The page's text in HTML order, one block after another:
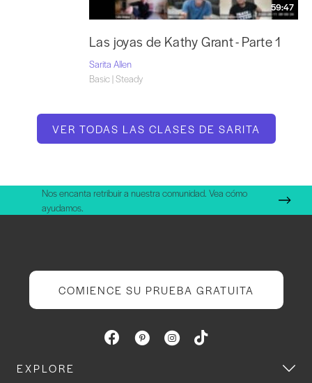
59:47
Las joyas de Kathy Grant - Parte 1
Sarita Allen
Basic | Steady
VER TODAS LAS CLASES DE SARITA
Nos encanta retribuir a nuestra comunidad. Vea cómo
ayudamos.
COMIENCE SU PRUEBA GRATUITA
EXPLORE